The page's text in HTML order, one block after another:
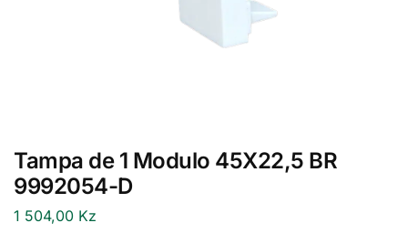
Tampa de 1 Modulo 45X22,5 BR
9992054-D
1 504,00 Kz